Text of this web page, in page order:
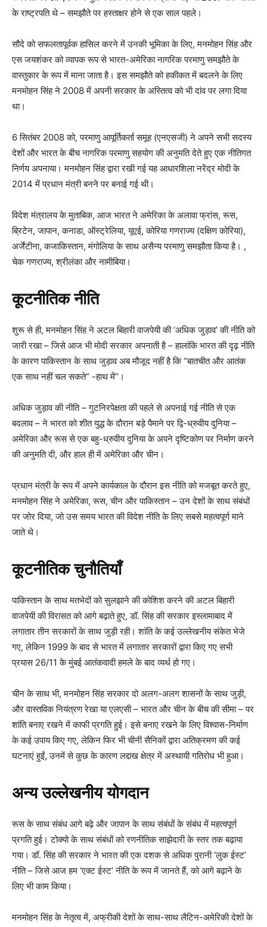
के राष्ट्रपति थे – समझौते पर हस्ताक्षर होने से एक साल पहले।
सौदे को सफलतापूर्वक हासिल करने में उनकी भूमिका के लिए, मनमोहन सिंह और
एस जयशंकर को व्यापक रूप से भारत-अमेरिका नागरिक परमाणु समझौते के
वास्तुकार के रूप में माना जाता है। इस समझौते को हकीकत में बदलने के लिए
मनमोहन सिंह ने 2008 में अपनी सरकार के अस्तित्व को भी दांव पर लगा दिया
था।
6 सितंबर 2008 को, परमाणु आपूर्तिकर्ता समूह (एनएसजी) ने अपने सभी सदस्य
देशों और भारत के बीच नागरिक परमाणु सहयोग की अनुमति देते हुए एक नीतिगत
निर्णय अपनाया। मनमोहन सिंह द्वारा रखी गई यह आधारशिला नरेंद्र मोदी के
2014 में प्रधान मंत्री बनने पर बनाई गई थी।
विदेश मंत्रालय के मुताबिक, आज भारत ने अमेरिका के अलावा फ्रांस, रूस,
ब्रिटेन, जापान, कनाडा, ऑस्ट्रेलिया, यूएई, कोरिया गणराज्य (दक्षिण कोरिया),
अर्जेंटीना, कजाकिस्तान, मंगोलिया के साथ असैन्य परमाणु समझौता किया है। ,
चेक गणराज्य, श्रीलंका और नामीबिया।
कूटनीतिक नीति
शुरू से ही, मनमोहन सिंह ने अटल बिहारी वाजपेयी की ‘अधिक जुड़ाव’ की नीति को
जारी रखा – जिसे आज भी मोदी सरकार अपनाती है – हालांकि भारत की दृढ़ नीति
के कारण पाकिस्तान के साथ जुड़ाव अब मौजूद नहीं है कि “बातचीत और आतंक
एक साथ नहीं चल सकते” -हाथ में”।
अधिक जुड़ाव की नीति – गुटनिरपेक्षता की पहले से अपनाई गई नीति से एक
बदलाव – ने भारत को शीत युद्ध के दौरान बड़े पैमाने पर द्वि-ध्रुवीय दुनिया –
अमेरिका और रूस से एक बहु-ध्रुवीय दुनिया के अपने दृष्टिकोण पर निर्माण करने
की अनुमति दी, और हाल ही में अमेरिका और चीन।
प्रधान मंत्री के रूप में अपने कार्यकाल के दौरान इस नीति को मजबूत करते हुए,
मनमोहन सिंह ने अमेरिका, रूस, चीन और पाकिस्तान – उन देशों के साथ संबंधों
पर जोर दिया, जो उस समय भारत की विदेश नीति के लिए सबसे महत्वपूर्ण माने
जाते थे।
कूटनीतिक चुनौतियाँ
पाकिस्तान के साथ मतभेदों को सुलझाने की कोशिश करने की अटल बिहारी
वाजपेयी की विरासत को आगे बढ़ाते हुए, डॉ. सिंह की सरकार इस्लामाबाद में
लगातार तीन सरकारों के साथ जुड़ी रही। शांति के कई उल्लेखनीय संकेत भेजे
गए, लेकिन 1999 के बाद से भारत में लगातार सरकारों द्वारा किए गए सभी
प्रयास 26/11 के मुंबई आतंकवादी हमले के बाद व्यर्थ हो गए।
चीन के साथ भी, मनमोहन सिंह सरकार दो अलग-अलग शासनों के साथ जुड़ी,
और वास्तविक नियंत्रण रेखा या एलएसी – भारत और चीन के बीच की सीमा – पर
शांति बनाए रखने में काफी प्रगति हुई। इसे बनाए रखने के लिए विश्वास-निर्माण
के कई उपाय किए गए, लेकिन फिर भी चीनी सैनिकों द्वारा अतिक्रमण की कई
घटनाएं हुईं, उनमें से कुछ के कारण लद्दाख क्षेत्र में अस्थायी गतिरोध भी हुआ।
अन्य उल्लेखनीय योगदान
रूस के साथ संबंध आगे बढ़े और जापान के साथ संबंधों के संबंध में महत्वपूर्ण
प्रगति हुई। टोक्यो के साथ संबंधों को रणनीतिक साझेदारी के स्तर तक बढ़ाया
गया। डॉ. सिंह की सरकार ने भारत की एक दशक से अधिक पुरानी ‘लुक ईस्ट’
नीति – जिसे आज हम ‘एक्ट ईस्ट’ नीति के रूप में जानते हैं, को आगे बढ़ाने के
लिए भी काम किया।
मनमोहन सिंह के नेतृत्व में, अफ्रीकी देशों के साथ-साथ लैटिन-अमेरिकी देशों के